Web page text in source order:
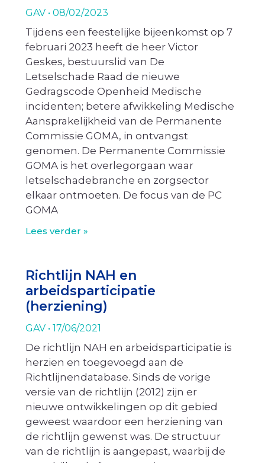
GAV 08/02/2023
Tijdens een feestelijke bijeenkomst op 7
februari 2023 heeft de heer Victor
Geskes, bestuurslid van De
Letselschade Raad de nieuwe
Gedragscode Openheid Medische
incidenten; betere afwikkeling Medische
Aansprakelijkheid van de Permanente
Commissie GOMA, in ontvangst
genomen. De Permanente Commissie
GOMA is het overlegorgaan waar
letselschadebranche en zorgsector
elkaar ontmoeten. De focus van de PC
GOMA
Lees verder »
Richtlijn NAH en
arbeidsparticipatie
(herziening)
GAV 17/06/2021
De richtlijn NAH en arbeidsparticipatie is
herzien en toegevoegd aan de
Richtlijnendatabase. Sinds de vorige
versie van de richtlijn (2012) zijn er
nieuwe ontwikkelingen op dit gebied
geweest waardoor een herziening van
de richtlijn gewenst was. De structuur
van de richtlijn is aangepast, waarbij de